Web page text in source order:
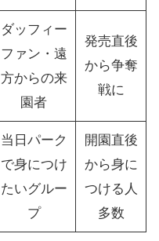
ダッフィー
ファン・遠
方からの来
園者
発売直後
から争奪
戦に
当日パーク
で身につけ
たいグルー
プ
開園直後
から身に
つける人
多数